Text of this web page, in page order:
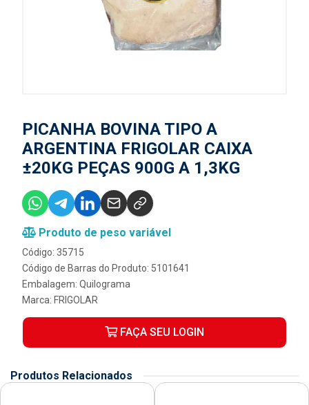
PICANHA BOVINA TIPO A
ARGENTINA FRIGOLAR CAIXA
±20KG PEÇAS 900G A 1,3KG
Produto de peso variável
Código: 35715
Código de Barras do Produto: 5101641
Embalagem: Quilograma
Marca: FRIGOLAR
FAÇA SEU LOGIN
Produtos Relacionados